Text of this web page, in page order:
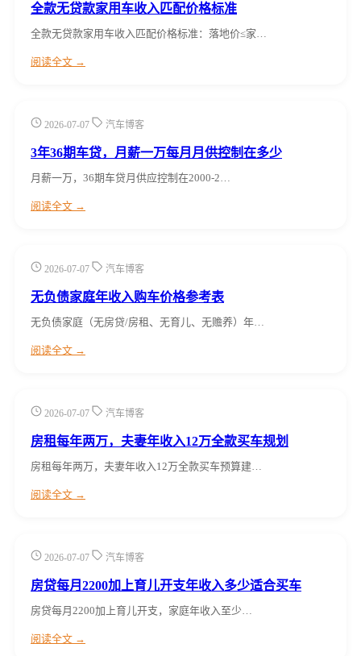
全款无贷款家用车收入匹配价格标准
全款无贷款家用车收入匹配价格标准：落地价≤家…
阅读全文 →
2026-07-07 汽车博客
3年36期车贷，月薪一万每月月供控制在多少
月薪一万，36期车贷月供应控制在2000-2…
阅读全文 →
2026-07-07 汽车博客
无负债家庭年收入购车价格参考表
无负债家庭（无房贷/房租、无育儿、无赡养）年…
阅读全文 →
2026-07-07 汽车博客
房租每年两万，夫妻年收入12万全款买车规划
房租每年两万，夫妻年收入12万全款买车预算建…
阅读全文 →
2026-07-07 汽车博客
房贷每月2200加上育儿开支年收入多少适合买车
房贷每月2200加上育儿开支，家庭年收入至少…
阅读全文 →